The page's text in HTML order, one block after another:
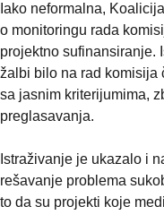
Iako neformalna,
o monitoringu rada
projektno sufinansiranje.
žalbi bilo na rad komisija
sa jasnim kriterijumima,
preglasavanja.
Istraživanje je ukazalo i
rešavanje problema
to da su projekti koje